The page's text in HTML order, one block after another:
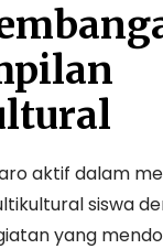
aktif dalam
siswa
yang